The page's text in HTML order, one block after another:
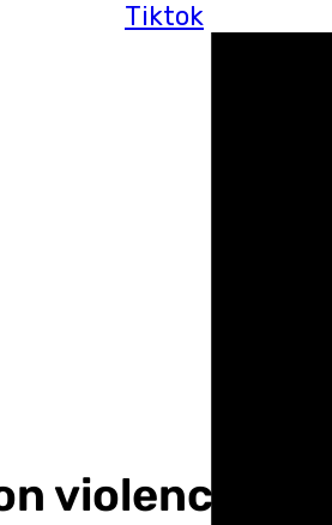
Tiktok
violencia en